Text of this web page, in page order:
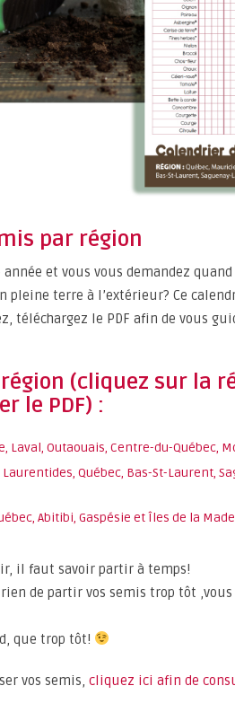
par région
et vous vous demandez
pleine terre à l’extérieur? Ce
téléchargez le PDF afin de vous
(cliquez sur la
le PDF) :
Laval, Outaouais, Centre-du-Québec,
Québec, Bas-St-Laurent,
Abitibi, Gaspésie et Îles de la
il faut savoir partir à temps!
rien de partir vos semis trop tôt
que trop tôt!
vos semis, cliquez ici afin de